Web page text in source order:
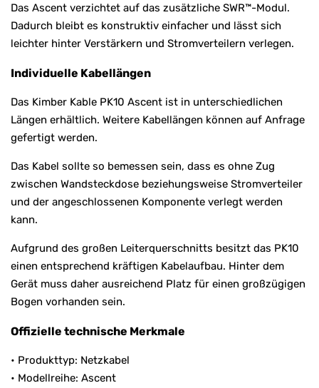
Das Ascent verzichtet auf das zusätzliche SWR™-Modul.
Dadurch bleibt es konstruktiv einfacher und lässt sich
leichter hinter Verstärkern und Stromverteilern verlegen.
Individuelle Kabellängen
Das Kimber Kable PK10 Ascent ist in unterschiedlichen
Längen erhältlich. Weitere Kabellängen können auf Anfrage
gefertigt werden.
Das Kabel sollte so bemessen sein, dass es ohne Zug
zwischen Wandsteckdose beziehungsweise Stromverteiler
und der angeschlossenen Komponente verlegt werden
kann.
Aufgrund des großen Leiterquerschnitts besitzt das PK10
einen entsprechend kräftigen Kabelaufbau. Hinter dem
Gerät muss daher ausreichend Platz für einen großzügigen
Bogen vorhanden sein.
Offizielle technische Merkmale
• Produkttyp: Netzkabel
• Modellreihe: Ascent